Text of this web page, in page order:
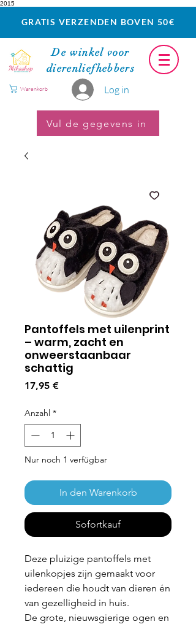
2015
GRATIS VERZENDEN BOVEN 50€
De winkel voor
dierenliefhebbers
Log in
Warenkorb
Vul de gegevens in
Pantoffels met uilenprint
– warm, zacht en
onweerstaanbaar
schattig
17,95 €Preis
Anzahl *
Nur noch 1 verfügbar
In den Warenkorb
Sofortkauf
Deze pluizige pantoffels met
uilenkopjes zijn gemaakt voor
iedereen die houdt van dieren én
van gezelligheid in huis.
De grote, nieuwsgierige ogen en